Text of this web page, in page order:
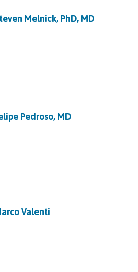
Melnick, PhD, MD
Pedroso, MD
Valenti